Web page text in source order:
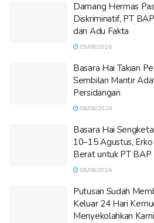
Damang Hermas
Diskriminatif, PT
dan Adu Fakta
09/08/2026
Basara Hai Takian
Sembilan Mantir
Persidangan
08/08/2026
Basara Hai
10–15 Agustus,
Berat untuk PT BAP
08/08/2026
Putusan Sudah
Keluar 24 Hari
Menyekolahkan